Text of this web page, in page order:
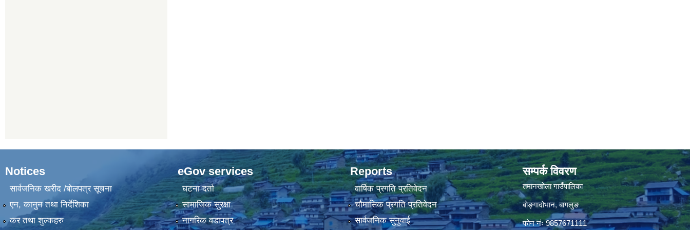
Notices
सार्वजनिक खरीद /बोलपत्र सूचना
एन, कानुन तथा निर्देशिका
कर तथा शुल्कहरु
eGov services
घटना दर्ता
सामाजिक सुरक्षा
नागरिक वडापत्र
Reports
वार्षिक प्रगति प्रतिवेदन
चौमासिक प्रगति प्रतिवेदन
सार्वजनिक सुनुवाई
सम्पर्क विवरण
तमानखोला गाउँपालिका
बोङ्गादोभान, बागलुङ
फोन नंः 9857671111